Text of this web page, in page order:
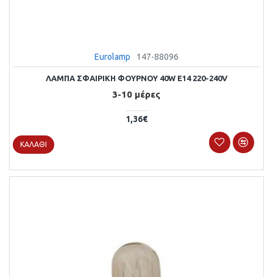
Eurolamp 147-88096
ΛΑΜΠΑ ΣΦΑΙΡΙΚΗ ΦΟΥΡΝΟΥ 40W E14 220-240V
3-10 μέρες
1,36€
ΚΑΛΆΘΙ